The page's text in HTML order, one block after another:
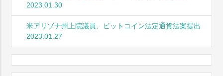
2023.01.30
米アリゾナ州上院議員、ビットコイン法定通貨法案提出
2023.01.27